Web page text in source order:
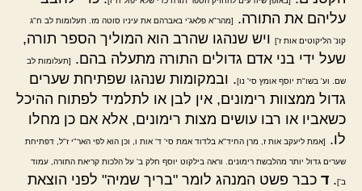
עליהם את התורה.
[מהר"א פלאג'י באברהם את עיניו סוטה מז. תעלומות לב ח"ג
קונ' הליקוטים אות ז'] ויש שנהגו שהרב הוא המוליך הספר תורה,
שעל ידי בני אדם גדולים התורה מתעלה בהם.
[תעלומות לב
שם. וע' בשו"ת יוסף אומץ סי' נו]. ובמקומות שנהגו שפתיחת שערים
גדול ממצוות רימונים, אין לבן או לתלמיד לפתוח ההיכל
כשאביו או רבו עושים מצות רימונים, אלא אם כן מחלו
לו.
[אמת ליעקב אות ז, מרן החיד"א בלדוד אמת סי' ד' אות ו, וכן הוא לפי האר"י ז"ל, דפתיחת
שערים גדול יותר מהלבשת רימונים. וראה בילקוט יוסף חלק ב' על הלכות קריאת התורה, עמוד
ב']. ד כבר פשט המנהג לומר "בריך שמיה" לפני הוצאת